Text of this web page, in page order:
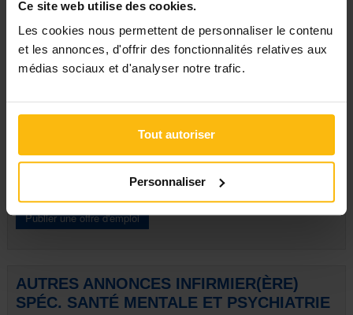
Ce site web utilise des cookies.
Les cookies nous permettent de personnaliser le contenu
et les annonces, d'offrir des fonctionnalités relatives aux
médias sociaux et d'analyser notre trafic.
Tout autoriser
Personnaliser
(fichier Word, PDF, ... Taille max. : 24 Mo)
Envoyer
Signaler
PUBLIER UNE ANNONCE
AUTRES ANNONCES INFIRMIER(ÈRE)
SPÉC. SANTÉ MENTALE ET PSYCHIATRIE